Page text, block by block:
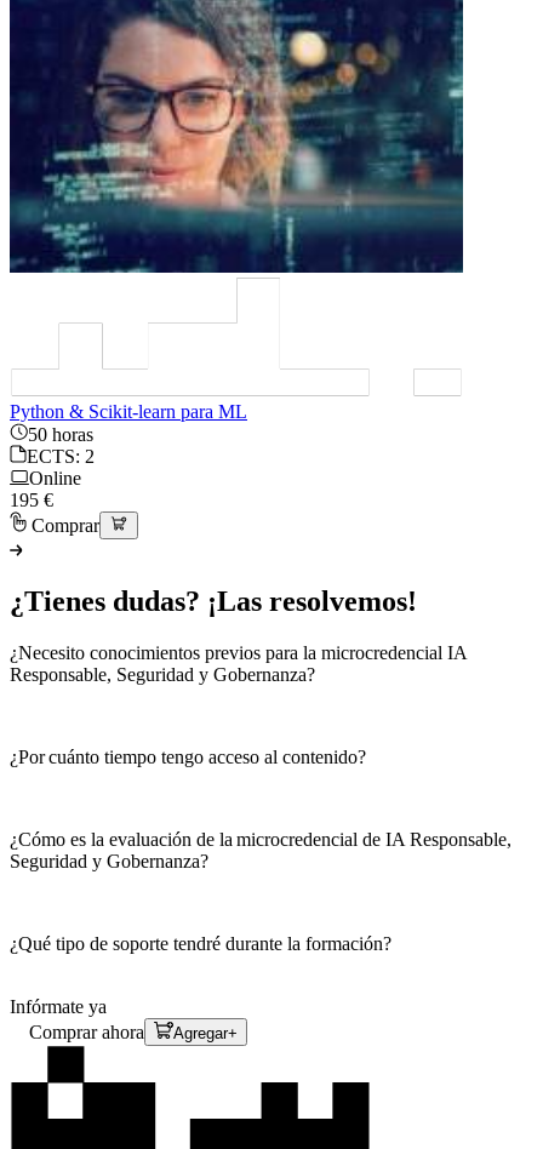
Python & Scikit-learn para ML
50 horas
ECTS: 2
Online
195 €
Comprar
¿Tienes dudas? ¡Las resolvemos!
¿Necesito conocimientos previos para la microcredencial IA
Responsable, Seguridad y Gobernanza?
¿Por cuánto tiempo tengo acceso al contenido?
¿Cómo es la evaluación de la microcredencial de IA Responsable,
Seguridad y Gobernanza?
¿Qué tipo de soporte tendré durante la formación?
Infórmate ya
Comprar ahora
Agregar+